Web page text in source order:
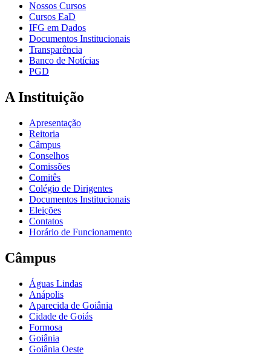
Nossos Cursos
Cursos EaD
IFG em Dados
Documentos Institucionais
Transparência
Banco de Notícias
PGD
A Instituição
Apresentação
Reitoria
Câmpus
Conselhos
Comissões
Comitês
Colégio de Dirigentes
Documentos Institucionais
Eleições
Contatos
Horário de Funcionamento
Câmpus
Águas Lindas
Anápolis
Aparecida de Goiânia
Cidade de Goiás
Formosa
Goiânia
Goiânia Oeste